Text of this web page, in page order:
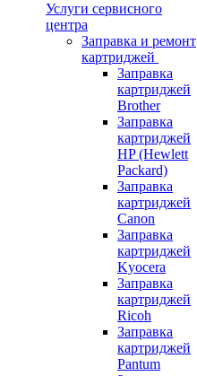
Услуги сервисного
центра
Заправка и ремонт
картриджей
Заправка
картриджей
Brother
Заправка
картриджей
HP (Hewlett
Packard)
Заправка
картриджей
Canon
Заправка
картриджей
Kyocera
Заправка
картриджей
Ricoh
Заправка
картриджей
Pantum